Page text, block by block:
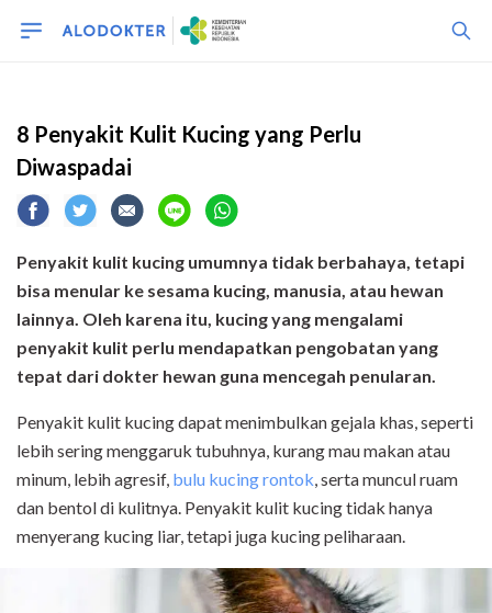
8 Penyakit Kulit Kucing yang Perlu
Diwaspadai
Penyakit kulit kucing umumnya tidak berbahaya, tetapi
bisa menular ke sesama kucing, manusia, atau hewan
lainnya. Oleh karena itu, kucing yang mengalami
penyakit kulit perlu mendapatkan pengobatan yang
tepat dari dokter hewan guna mencegah penularan.
Penyakit kulit kucing dapat menimbulkan gejala khas, seperti
lebih sering menggaruk tubuhnya, kurang mau makan atau
minum, lebih agresif, bulu kucing rontok, serta muncul ruam
dan bentol di kulitnya. Penyakit kulit kucing tidak hanya
menyerang kucing liar, tetapi juga kucing peliharaan.